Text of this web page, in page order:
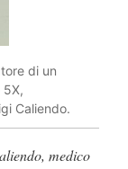
di un
Caliendo.
medico